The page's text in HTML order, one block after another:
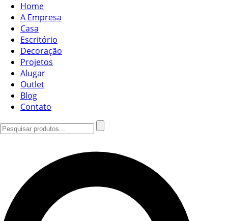
Home
A Empresa
Casa
Escritório
Decoração
Projetos
Alugar
Outlet
Blog
Contato